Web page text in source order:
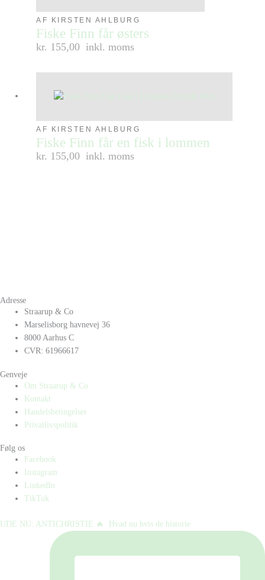
AF KIRSTEN AHLBURG
Fiske Finn får østers
kr. 155,00 inkl. moms
AF KIRSTEN AHLBURG
Fiske Finn får en fisk i lommen
kr. 155,00 inkl. moms
Adresse
Straarup & Co
Marselisborg havnevej 36
8000 Aarhus C
CVR: 61966617
Genveje
Om Straarup & Co
Kontakt
Handelsbetingelser
Privatlivspolitik
Følg os
Facebook
Instagram
LinkedIn
TikTok
UDE NU: ANTICHRISTIE 🔥⁠ ⁠ Hvad nu hvis de historie